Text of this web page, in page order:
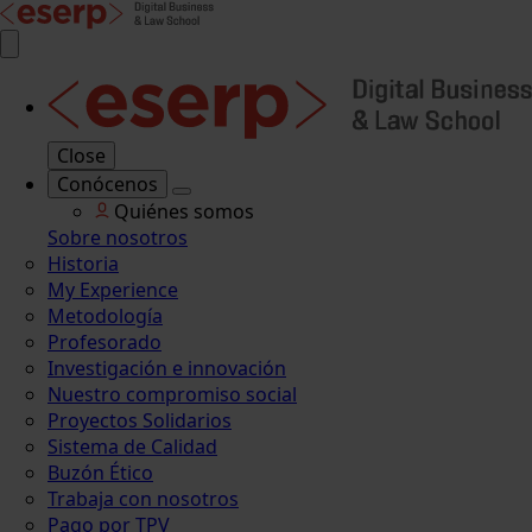
Close
Conócenos
Quiénes somos
Sobre nosotros
Historia
My Experience
Metodología
Profesorado
Investigación e innovación
Nuestro compromiso social
Proyectos Solidarios
Sistema de Calidad
Buzón Ético
Trabaja con nosotros
Pago por TPV